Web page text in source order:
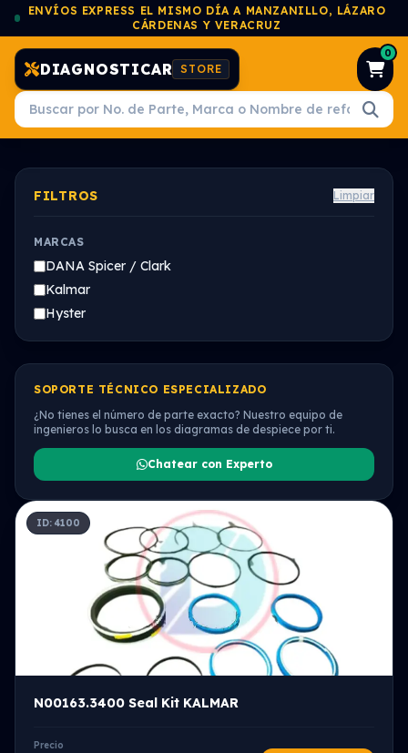
ENVÍOS EXPRESS EL MISMO DÍA A MANZANILLO, LÁZARO
CÁRDENAS Y VERACRUZ
DIAGNOSTICAR STORE
0
FILTROS Limpiar
MARCAS
DANA Spicer / Clark
Kalmar
Hyster
SOPORTE TÉCNICO ESPECIALIZADO
¿No tienes el número de parte exacto? Nuestro equipo de
ingenieros lo busca en los diagramas de despiece por ti.
Chatear con Experto
ID: 4100
N00163.3400 Seal Kit KALMAR
Precio